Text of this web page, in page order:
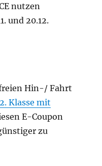
nutzen
und 20.12.
Hin-/ Fahrt
Klasse mit
E-Coupon
zu